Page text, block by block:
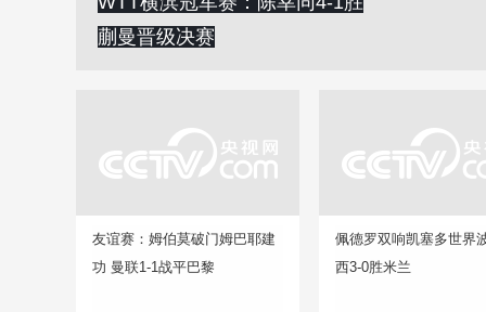
蒯曼晋级决赛
友谊赛：姆伯莫破门姆巴耶建
功 曼联1-1战平巴黎
佩德罗双响凯塞多世界
西3-0胜米兰